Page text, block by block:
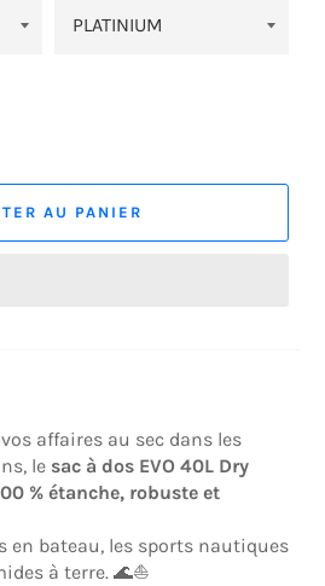
AU PANIER
affaires au sec dans les
le sac à dos EVO 40L Dry
% étanche, robuste et
en bateau, les sports nautiques
à terre. 🌊⛵